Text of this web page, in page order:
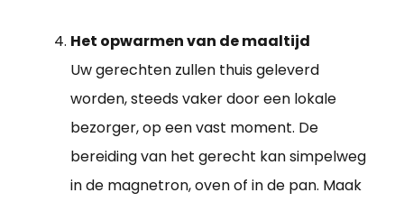
Het opwarmen van de maaltijd
Uw gerechten zullen thuis geleverd
worden, steeds vaker door een lokale
bezorger, op een vast moment. De
bereiding van het gerecht kan simpelweg
in de magnetron, oven of in de pan. Maak